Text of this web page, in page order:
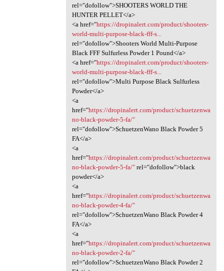
rel="dofollow">SHOOTERS WORLD THE
HUNTER PELLET</a>
<a href="https://dropinalert.com/product/shooters-
world-multi-purpose-black-fff-s...
rel="dofollow">Shooters World Multi-Purpose
Black FFF Sulfurless Powder 1 Pound</a>
<a href="https://dropinalert.com/product/shooters-
world-multi-purpose-black-fff-s...
rel="dofollow">Multi Purpose Black Sulfurless
Powder</a>
<a
href="https://dropinalert.com/product/schuetzenwa
no-black-powder-5-fa/"
rel="dofollow">SchuetzenWano Black Powder 5
FA</a>
<a
href="https://dropinalert.com/product/schuetzenwa
no-black-powder-5-fa/"rel="dofollow">black
powder</a>
<a
href="https://dropinalert.com/product/schuetzenwa
no-black-powder-4-fa/"
rel="dofollow">SchuetzenWano Black Powder 4
FA</a>
<a
href="https://dropinalert.com/product/schuetzenwa
no-black-powder-2-fa/"
rel="dofollow">SchuetzenWano Black Powder 2